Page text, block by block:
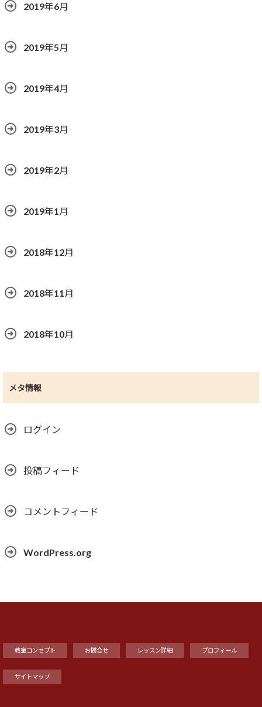
2019年6月
2019年5月
2019年4月
2019年3月
2019年2月
2019年1月
2018年12月
2018年11月
2018年10月
メタ情報
ログイン
投稿フィード
コメントフィード
WordPress.org
教室コンセプト お問合せ レッスン詳細 プロフィール
サイトマップ